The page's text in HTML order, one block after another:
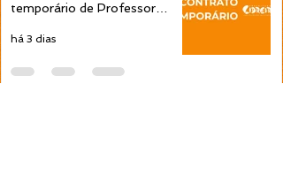
temporário de Professor
Séries é publicada pela
há 3 dias